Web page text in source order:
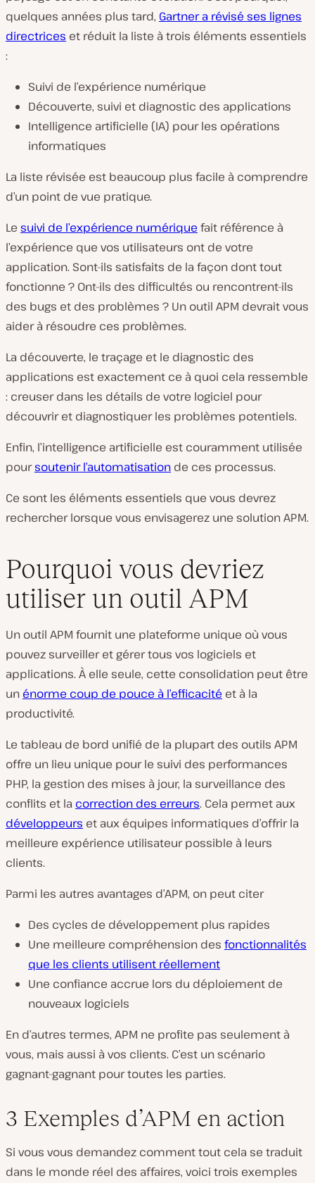
quelques années plus tard, Gartner a révisé ses lignes
directrices et réduit la liste à trois éléments essentiels
:
Suivi de l’expérience numérique
Découverte, suivi et diagnostic des applications
Intelligence artificielle (IA) pour les opérations
informatiques
La liste révisée est beaucoup plus facile à comprendre
d’un point de vue pratique.
Le suivi de l’expérience numérique fait référence à
l’expérience que vos utilisateurs ont de votre
application. Sont-ils satisfaits de la façon dont tout
fonctionne ? Ont-ils des difficultés ou rencontrent-ils
des bugs et des problèmes ? Un outil APM devrait vous
aider à résoudre ces problèmes.
La découverte, le traçage et le diagnostic des
applications est exactement ce à quoi cela ressemble
: creuser dans les détails de votre logiciel pour
découvrir et diagnostiquer les problèmes potentiels.
Enfin, l’intelligence artificielle est couramment utilisée
poursoutenir l’automatisation de ces processus.
Ce sont les éléments essentiels que vous devrez
rechercher lorsque vous envisagerez une solution APM.
Pourquoi vous devriez
utiliser un outil APM
Un outil APM fournit une plateforme unique où vous
pouvez surveiller et gérer tous vos logiciels et
applications. À elle seule, cette consolidation peut être
un énorme coup de pouce à l’efficacité et à la
productivité.
Le tableau de bord unifié de la plupart des outils APM
offre un lieu unique pour le suivi des performances
PHP, la gestion des mises à jour, la surveillance des
conflits et la correction des erreurs. Cela permet aux
développeurs et aux équipes informatiques d’offrir la
meilleure expérience utilisateur possible à leurs
clients.
Parmi les autres avantages d’APM, on peut citer
Des cycles de développement plus rapides
Une meilleure compréhension des fonctionnalités
que les clients utilisent réellement
Une confiance accrue lors du déploiement de
nouveaux logiciels
En d’autres termes, APM ne profite pas seulement à
vous, mais aussi à vos clients. C’est un scénario
gagnant-gagnant pour toutes les parties.
3 Exemples d’APM en action
Si vous vous demandez comment tout cela se traduit
dans le monde réel des affaires, voici trois exemples